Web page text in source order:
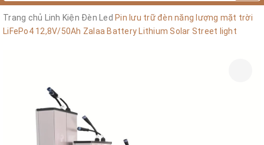
Trang chủ Linh Kiện Đèn Led Pin lưu trữ đèn năng lượng mặt trời
LiFePo4 12,8V/50Ah Zalaa Battery Lithium Solar Street light